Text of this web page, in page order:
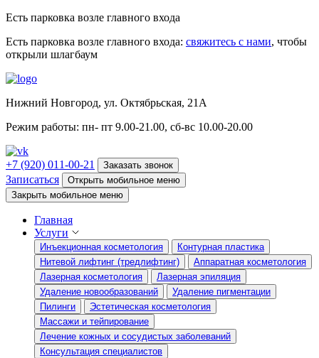
Есть парковка возле главного входа
Есть парковка возле главного входа: свяжитесь с нами, чтобы
открыли шлагбаум
Нижний Новгород, ул. Октябрьская, 21А
Режим работы: пн- пт 9.00-21.00, сб-вс 10.00-20.00
+7 (920) 011-00-21 Заказать звонок
Записаться
Открыть мобильное меню
Закрыть мобильное меню
Главная
Услуги
Инъекционная косметология
Контурная пластика
Нитевой лифтинг (тредлифтинг)
Аппаратная косметология
Лазерная косметология
Лазерная эпиляция
Удаление новообразований
Удаление пигментации
Пилинги
Эстетическая косметология
Массажи и тейпирование
Лечение кожных и сосудистых заболеваний
Консультация специалистов